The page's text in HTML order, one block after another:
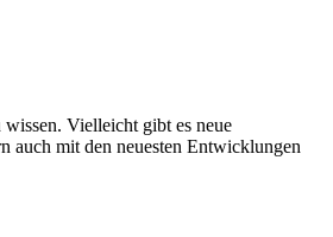
Vielleicht gibt es neue
auch mit den neuesten Entwicklungen